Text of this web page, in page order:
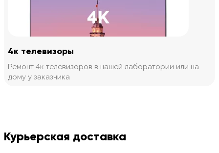
4к телевизоры
Ремонт 4к телевизоров в нашей лаборатории или на
дому у заказчика
Курьерская доставка